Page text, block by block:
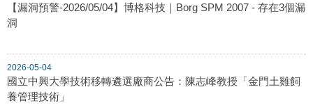
【漏洞預警-2026/05/04】博格科技｜Borg SPM 2007 - 存在3個漏
洞
2026-05-04
國立中興大學技術移轉遴選廠商公告：陳志峰教授「金門土雞飼
養管理技術」